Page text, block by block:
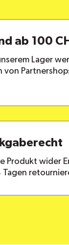
ab 100
Lager
von
Produkt wider
Tagen